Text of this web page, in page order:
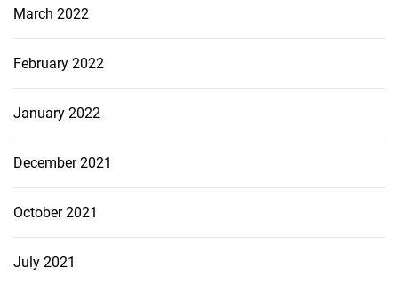
March 2022
February 2022
January 2022
December 2021
October 2021
July 2021